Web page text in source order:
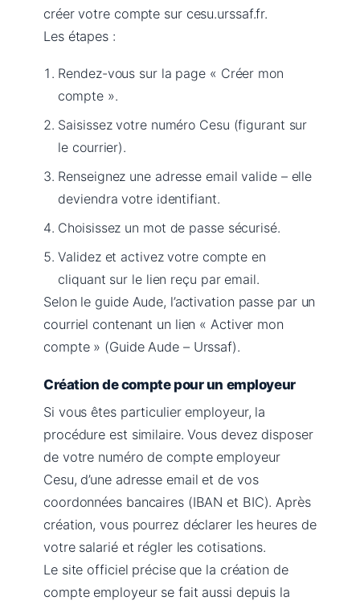
créer votre compte sur cesu.urssaf.fr.
Les étapes :
Rendez-vous sur la page « Créer mon
compte ».
Saisissez votre numéro Cesu (figurant sur
le courrier).
Renseignez une adresse email valide – elle
deviendra votre identifiant.
Choisissez un mot de passe sécurisé.
Validez et activez votre compte en
cliquant sur le lien reçu par email.
Selon le guide Aude, l’activation passe par un
courriel contenant un lien « Activer mon
compte » (Guide Aude – Urssaf).
Création de compte pour un employeur
Si vous êtes particulier employeur, la
procédure est similaire. Vous devez disposer
de votre numéro de compte employeur
Cesu, d’une adresse email et de vos
coordonnées bancaires (IBAN et BIC). Après
création, vous pourrez déclarer les heures de
votre salarié et régler les cotisations.
Le site officiel précise que la création de
compte employeur se fait aussi depuis la